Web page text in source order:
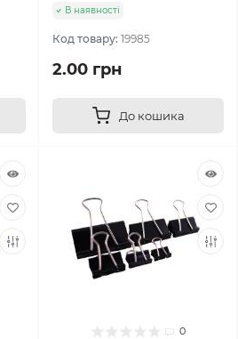
В наявності
Код товару: 19985
2.00 грн
До кошика
0